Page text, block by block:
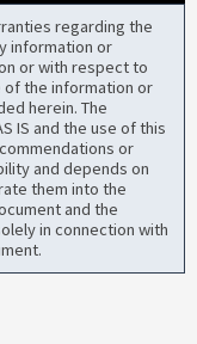
regarding the
information or
or with respect to
of the information or
herein. The
IS and the use of this
or
and depends on
them into the
and the
in connection with